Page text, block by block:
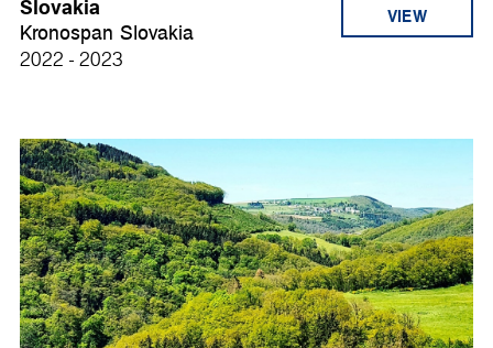
Slovakia
Kronospan Slovakia
2022 - 2023
VIEW